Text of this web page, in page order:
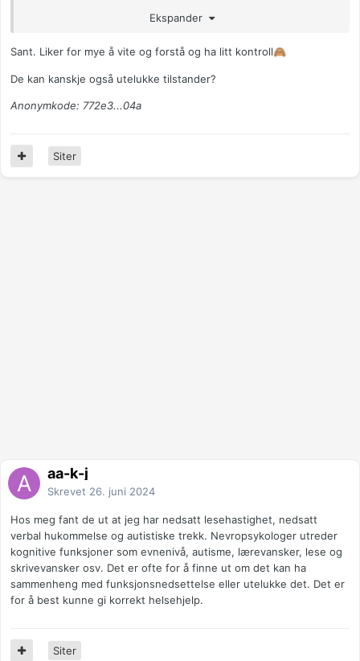
Ekspander
Sant. Liker for mye å vite og forstå og ha litt kontroll🙈
De kan kanskje også utelukke tilstander?
Anonymkode: 772e3...04a
Siter
aa-k-j
Skrevet 26. juni 2024
Hos meg fant de ut at jeg har nedsatt lesehastighet, nedsatt
verbal hukommelse og autistiske trekk. Nevropsykologer utreder
kognitive funksjoner som evnenivå, autisme, lærevansker, lese og
skrivevansker osv. Det er ofte for å finne ut om det kan ha
sammenheng med funksjonsnedsettelse eller utelukke det. Det er
for å best kunne gi korrekt helsehjelp.
Siter